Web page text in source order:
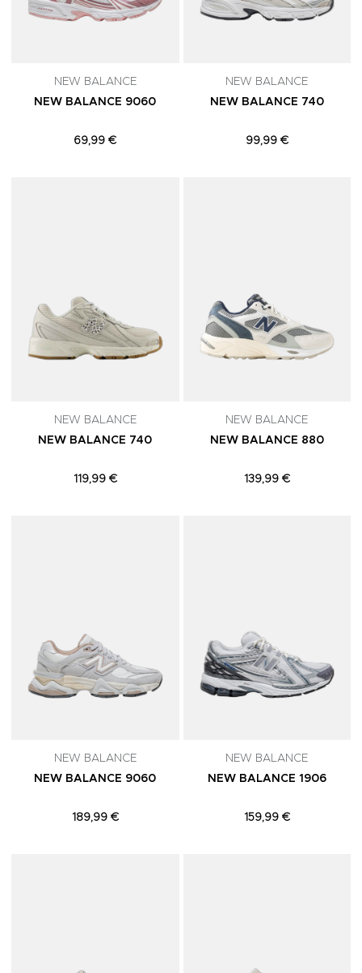
NEW BALANCE
NEW BALANCE 9060
69,99 €
NEW BALANCE
NEW BALANCE 740
99,99 €
NEW BALANCE
NEW BALANCE 740
119,99 €
NEW BALANCE
NEW BALANCE 880
139,99 €
NEW BALANCE
NEW BALANCE 9060
189,99 €
NEW BALANCE
NEW BALANCE 1906
159,99 €